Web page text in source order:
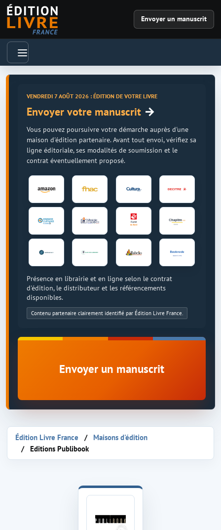
Envoyer un manuscrit
VENDREDI 7 AOÛT 2026 : ÉDITION DE VOTRE LIVRE
Envoyer votre manuscrit →
Vous pouvez poursuivre votre démarche auprès d'une
maison d'édition partenaire. Avant tout envoi, vérifiez sa
ligne éditoriale, ses modalités de soumission et le
contrat éventuellement proposé.
Présence en librairie et en ligne selon le contrat
d'édition, le distributeur et les référencements
disponibles.
Contenu partenaire clairement identifié par Édition Livre France.
Envoyer un manuscrit
Édition Livre France
Maisons d'édition
Editions Publibook
Maison d'édition Publibook